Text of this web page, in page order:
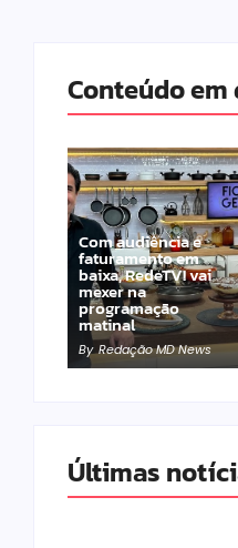
Conteúdo
Com audiência e
faturamento em
baixa, RedeTV! vai
mexer na
programação
matinal
By Redação MD News
Últimas